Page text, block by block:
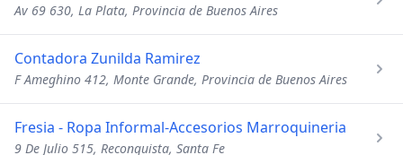
Av 69 630, La Plata, Provincia de Buenos Aires
Contadora Zunilda Ramirez
F Ameghino 412, Monte Grande, Provincia de Buenos Aires
Fresia - Ropa Informal-Accesorios Marroquineria
9 De Julio 515, Reconquista, Santa Fe